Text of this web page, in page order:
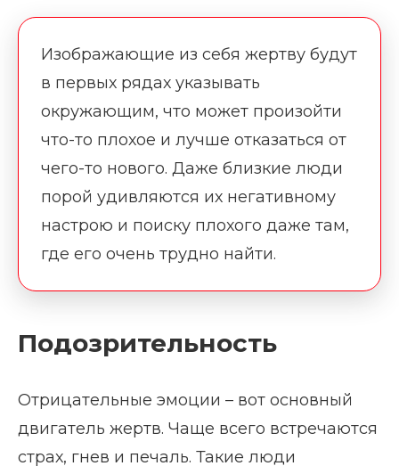
Изображающие из себя жертву будут
в первых рядах указывать
окружающим, что может произойти
что-то плохое и лучше отказаться от
чего-то нового. Даже близкие люди
порой удивляются их негативному
настрою и поиску плохого даже там,
где его очень трудно найти.
Подозрительность
Отрицательные эмоции – вот основный
двигатель жертв. Чаще всего встречаются
страх, гнев и печаль. Такие люди